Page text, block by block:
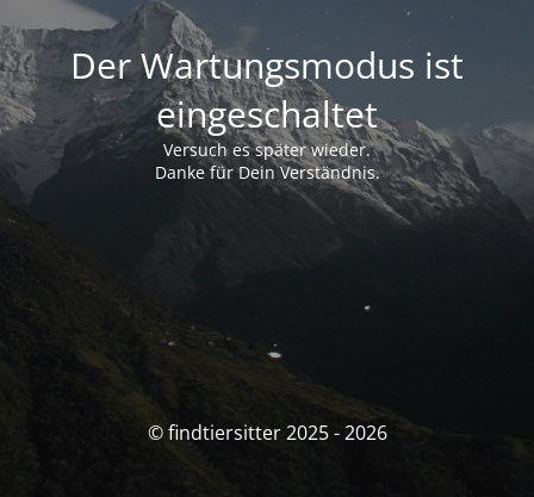
Der Wartungsmodus ist
eingeschaltet
Versuch es später wieder.
Danke für Dein Verständnis.
© findtiersitter 2025 - 2026